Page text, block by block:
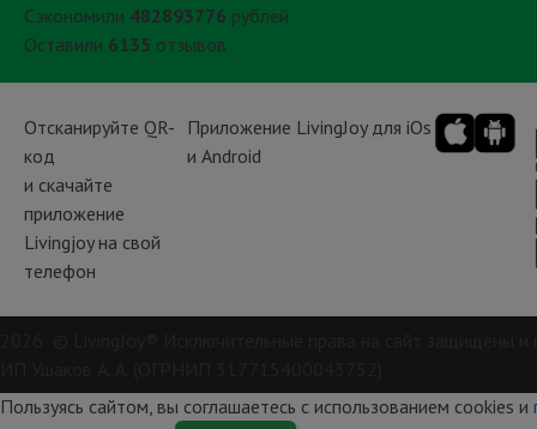
Отсканируйте QR-
код
и скачайте
приложение
Livingjoy на свой
телефон
Приложение LivingJoy для iOs
и Android
Сэкономили 482893776 рублей
Оставили 6135 отзывов
Пользуясь сайтом, вы соглашаетесь с использованием cookies и